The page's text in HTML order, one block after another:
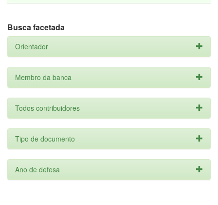
Busca facetada
Orientador
Membro da banca
Todos contribuidores
Tipo de documento
Ano de defesa